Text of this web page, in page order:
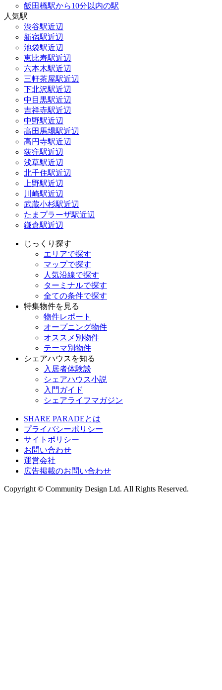
飯田橋駅から10分以内の駅
人気駅
渋谷駅近辺
新宿駅近辺
池袋駅近辺
恵比寿駅近辺
六本木駅近辺
三軒茶屋駅近辺
下北沢駅近辺
中目黒駅近辺
吉祥寺駅近辺
中野駅近辺
高田馬場駅近辺
高円寺駅近辺
荻窪駅近辺
浅草駅近辺
北千住駅近辺
上野駅近辺
川崎駅近辺
武蔵小杉駅近辺
たまプラーザ駅近辺
鎌倉駅近辺
じっくり探す
エリアで探す
マップで探す
人気沿線で探す
ターミナルで探す
全ての条件で探す
特集物件を見る
物件レポート
オープニング物件
オススメ別物件
テーマ別物件
シェアハウスを知る
入居者体験談
シェアハウス小説
入門ガイド
シェアライフマガジン
SHARE PARADEとは
プライバシーポリシー
サイトポリシー
お問い合わせ
運営会社
広告掲載のお問い合わせ
Copyright © Community Design Ltd. All Rights Reserved.